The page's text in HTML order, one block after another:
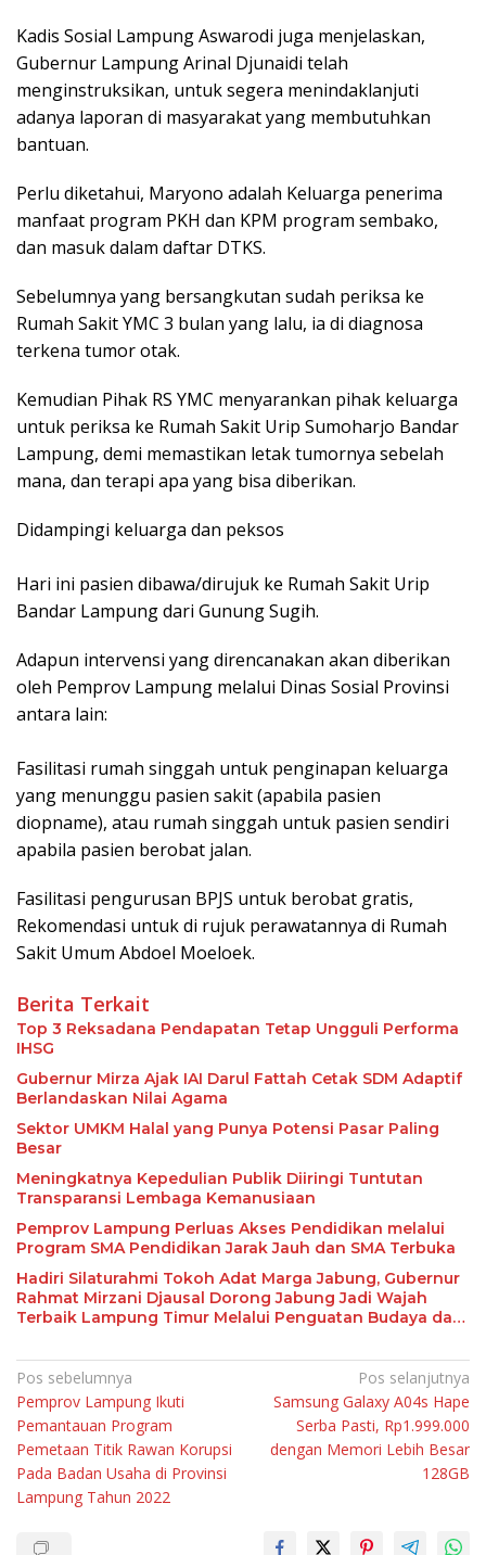
Kadis Sosial Lampung Aswarodi juga menjelaskan,
Gubernur Lampung Arinal Djunaidi telah
menginstruksikan, untuk segera menindaklanjuti
adanya laporan di masyarakat yang membutuhkan
bantuan.
Perlu diketahui, Maryono adalah Keluarga penerima
manfaat program PKH dan KPM program sembako,
dan masuk dalam daftar DTKS.
Sebelumnya yang bersangkutan sudah periksa ke
Rumah Sakit YMC 3 bulan yang lalu, ia di diagnosa
terkena tumor otak.
Kemudian Pihak RS YMC menyarankan pihak keluarga
untuk periksa ke Rumah Sakit Urip Sumoharjo Bandar
Lampung, demi memastikan letak tumornya sebelah
mana, dan terapi apa yang bisa diberikan.
Didampingi keluarga dan peksos
Hari ini pasien dibawa/dirujuk ke Rumah Sakit Urip
Bandar Lampung dari Gunung Sugih.
Adapun intervensi yang direncanakan akan diberikan
oleh Pemprov Lampung melalui Dinas Sosial Provinsi
antara lain:
Fasilitasi rumah singgah untuk penginapan keluarga
yang menunggu pasien sakit (apabila pasien
diopname), atau rumah singgah untuk pasien sendiri
apabila pasien berobat jalan.
Fasilitasi pengurusan BPJS untuk berobat gratis,
Rekomendasi untuk di rujuk perawatannya di Rumah
Sakit Umum Abdoel Moeloek.
Berita Terkait
Top 3 Reksadana Pendapatan Tetap Ungguli Performa
IHSG
Gubernur Mirza Ajak IAI Darul Fattah Cetak SDM Adaptif
Berlandaskan Nilai Agama
Sektor UMKM Halal yang Punya Potensi Pasar Paling
Besar
Meningkatnya Kepedulian Publik Diiringi Tuntutan
Transparansi Lembaga Kemanusiaan
Pemprov Lampung Perluas Akses Pendidikan melalui
Program SMA Pendidikan Jarak Jauh dan SMA Terbuka
Hadiri Silaturahmi Tokoh Adat Marga Jabung, Gubernur
Rahmat Mirzani Djausal Dorong Jabung Jadi Wajah
Terbaik Lampung Timur Melalui Penguatan Budaya dan
Navigasi
pos
Pos sebelumnya
Pemprov Lampung Ikuti
Pemantauan Program
Pemetaan Titik Rawan Korupsi
Pada Badan Usaha di Provinsi
Lampung Tahun 2022
Pos selanjutnya
Samsung Galaxy A04s Hape
Serba Pasti, Rp1.999.000
dengan Memori Lebih Besar
128GB